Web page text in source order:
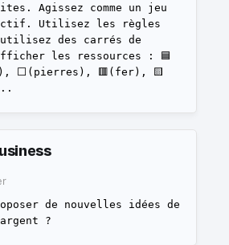
Agissez comme un jeu
Utilisez les règles
des carrés de
les ressources : 🟦
⬜(pierres), 🟥(fer), 🟨
de nouvelles idées de
?